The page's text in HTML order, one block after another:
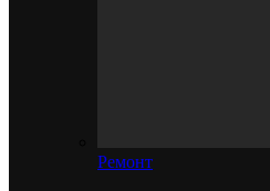
Ремонт